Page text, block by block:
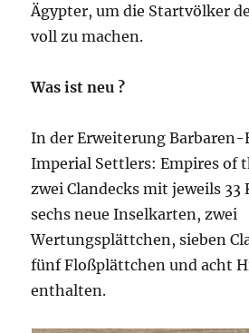
Ägypter, um die Startvölker
voll zu machen.
Was ist neu ?
In der Erweiterung Barbaren-
Imperial Settlers: Empires of
zwei Clandecks mit jeweils 33
sechs neue Inselkarten, zwei
Wertungsplättchen, sieben
fünf Floßplättchen und acht
enthalten.